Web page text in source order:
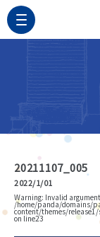
20211107_005
2022/1/01
Warning: Invalid
/home/panda/domains/
content/themes/
on line23